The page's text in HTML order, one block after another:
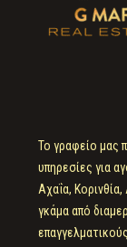
Το γραφείο μας
υπηρεσίες για
Αχαΐα,
γκάμα από